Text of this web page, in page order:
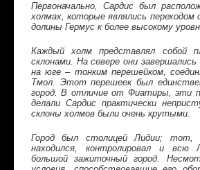
Первоначально, Сардис был
холмах, которые являлись переходом
долины Гермус к более высокому
Каждый холм представлял собой
склонами. На севере они
на юге – тонким перешейком,
Тмол. Этот перешеек был
город. В отличие от Фиатиры, эти
делали Сардис практически
склоны холмов были очень крутыми.
Город был столицей Лидии; тот,
находился, контролировал и
большой зажиточный город.